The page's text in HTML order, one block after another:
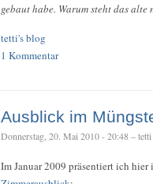
gebaut habe. Warum steht das alte
tetti's blog
1 Kommentar
Ausblick im
Donnerstag, 20. Mai 2010 - 20:48 – tetti
Im Januar 2009 präsentiert ich